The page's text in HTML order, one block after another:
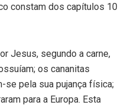
constam dos capítulos 10
Jesus, segundo a carne,
os cananitas
se pela sua pujança física;
para a Europa. Esta